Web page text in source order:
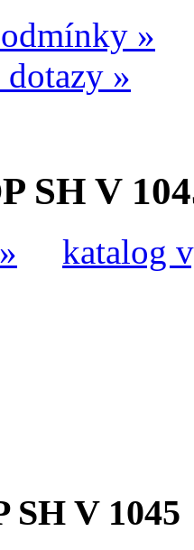
»
dotazy »
SH V
katalog
V 1045